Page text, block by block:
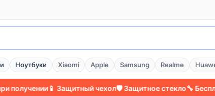
Ноутбуки Xiaomi Apple Samsung Realme
📱 Защитный чехол🛡️ Защитное стекло🔧 Бесплатная